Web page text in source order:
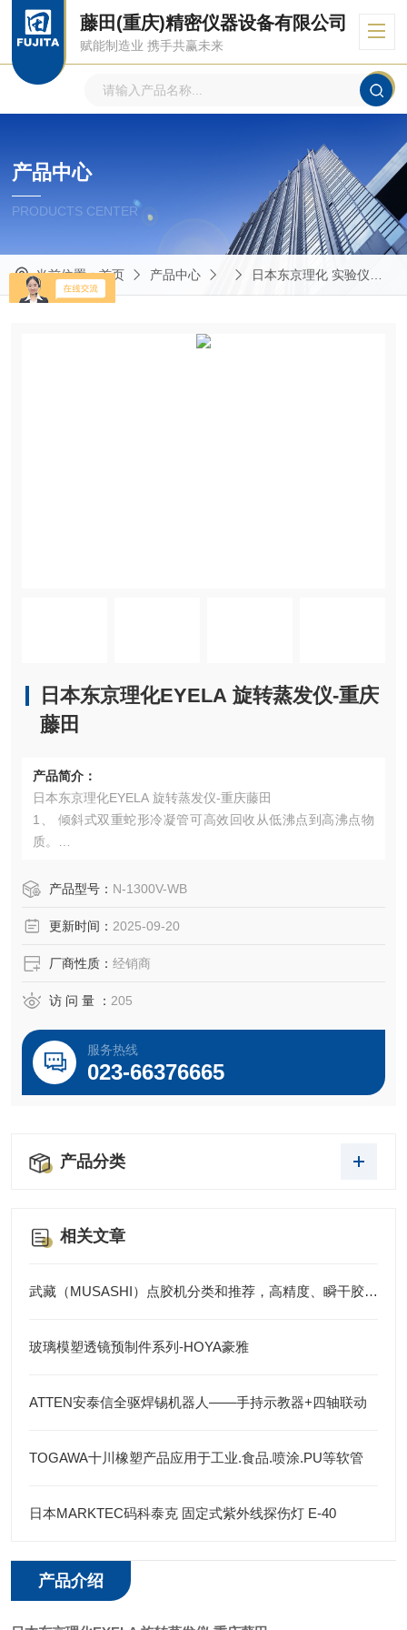
藤田(重庆)精密仪器设备有限公司
赋能制造业 携手共赢未来
产品中心
PRODUCTS CENTER
当前位置：首页 产品中心 日本东京理化 实验仪器
日本东京理化EYELA 旋转蒸发仪-重庆
藤田
产品简介：
日本东京理化EYELA 旋转蒸发仪-重庆藤田
1、 倾斜式双重蛇形冷凝管可高效回收从低沸点到高沸点物
质。
试料瓶均可使用。
产品型号： N-1300V-WB
更新时间： 2025-09-20
厂商性质： 经销商
访 问 量 ： 205
服务热线
023-66376665
产品分类
相关文章
武藏（MUSASHI）点胶机分类和推荐，高精度、瞬干胶、便携式、全自动及涂布
玻璃模塑透镜预制件系列-HOYA豪雅
ATTEN安泰信全驱焊锡机器人——手持示教器+四轴联动
TOGAWA十川橡塑产品应用于工业.食品.喷涂.PU等软管
日本MARKTEC码科泰克 固定式紫外线探伤灯 E-40
产品介绍